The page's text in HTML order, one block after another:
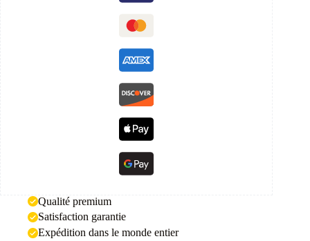
Qualité premium
Satisfaction garantie
Expédition dans le monde entier